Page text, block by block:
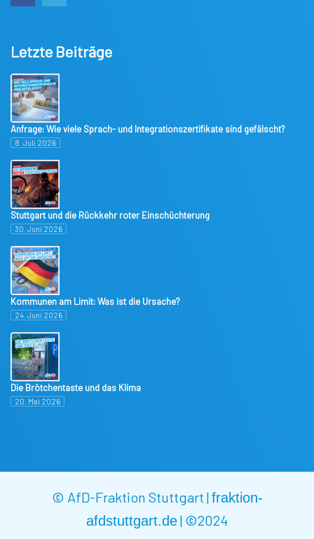
Letzte Beiträge
Anfrage: Wie viele Sprach- und Integrationszertifikate sind gefälscht?
8. Juli 2026
Stuttgart und die Rückkehr roter Einschüchterung
30. Juni 2026
Kommunen am Limit: Was ist die Ursache?
24. Juni 2026
Die Brötchentaste und das Klima
20. Mai 2026
© AfD-Fraktion Stuttgart |fraktion-
afdstuttgart.de| ©2024